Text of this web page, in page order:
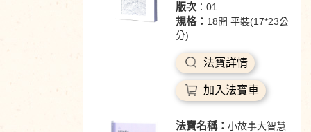
版次：01
規格： 18開 平裝(17*23公
分)
法寶詳情
加入法寶車
法寶名稱： 小故事大智慧